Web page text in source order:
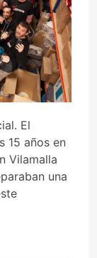
El
15 años en
Vilamalla
una